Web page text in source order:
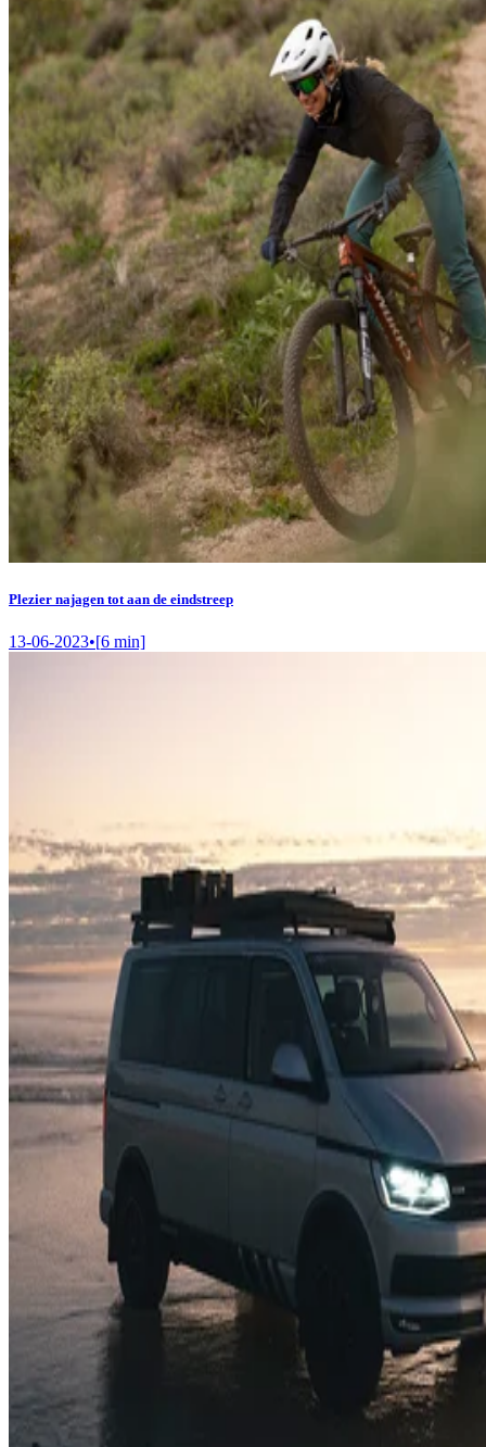
Plezier najagen tot aan de eindstreep
13-06-2023•[6 min]